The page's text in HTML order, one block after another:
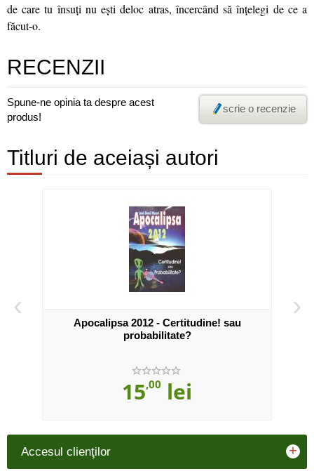
de care tu însuţi nu eşti deloc atras, încercând să înţelegi de ce a
făcut-o.
RECENZII
Spune-ne opinia ta despre acest
produs!
scrie o recenzie
Titluri de aceiași autori
‹
Apocalipsa 2012 - Certitudine! sau
probabilitate?
15,00 lei
›
Accesul clienţilor +